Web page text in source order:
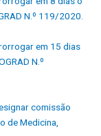
N.º 119/2020.
em 15 dias
N.º
comissão
de Medicina,